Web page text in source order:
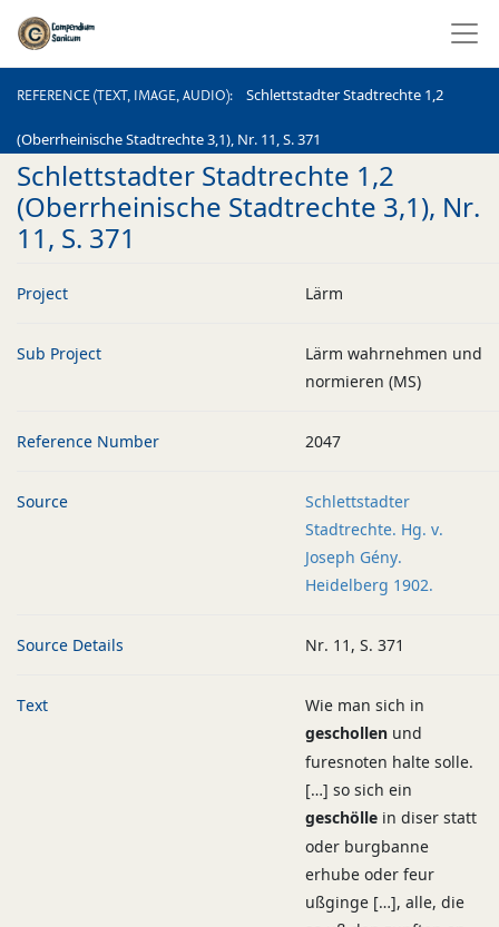
REFERENCE (TEXT, IMAGE, AUDIO) Schlettstadter Stadtrechte 1,2
(Oberrheinische Stadtrechte 3,1), Nr. 11, S. 371
REFERENCE (TEXT, IMAGE, AUDIO)
Schlettstadter Stadtrechte 1,2
(Oberrheinische Stadtrechte 3,1), Nr.
11, S. 371
Project Lärm
Sub Project
Lärm wahrnehmen und
normieren (MS)
Reference Number 2047
Source
Schlettstadter
Stadtrechte. Hg. v.
Joseph Gény.
Heidelberg 1902.
Source Details Nr. 11, S. 371
Text Wie man sich in
geschollen und
furesnoten halte solle.
[…] so sich ein
geschölle in diser statt
oder burgbanne
erhube oder feur
ußginge […], alle, die